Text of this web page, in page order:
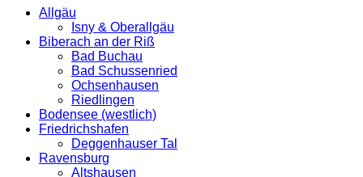
Allgäu
Isny & Oberallgäu
Biberach an der Riß
Bad Buchau
Bad Schussenried
Ochsenhausen
Riedlingen
Bodensee (westlich)
Friedrichshafen
Deggenhauser Tal
Ravensburg
Altshausen